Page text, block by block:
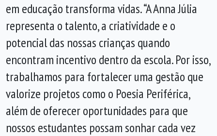
em educação transforma vidas. “A Anna Júlia
representa o talento, a criatividade e o
potencial das nossas crianças quando
encontram incentivo dentro da escola. Por isso,
trabalhamos para fortalecer uma gestão que
valorize projetos como o Poesia Periférica,
além de oferecer oportunidades para que
nossos estudantes possam sonhar cada vez